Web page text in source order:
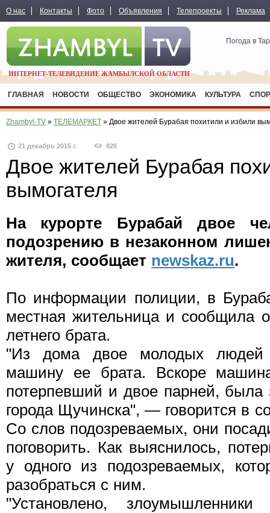
О нас Контакты Фото Объявления Телепроекты Реклама
ИНТЕРНЕТ-ТЕЛЕВИДЕНИЕ ЖАМБЫЛСКОЙ ОБЛАСТИ
Погода в
ГЛАВНАЯ НОВОСТИ ОБЩЕСТВО ЭКОНОМИКА КУЛЬТУРА
Zhambyl-TV » ТЕЛЕМАРКЕТ » Двое жителей Бурабая похитили и избили
21 декабрь 2015 г. 826
Двое жителей Бурабая
вымогателя
На курорте Бурабай двое
подозрению в незаконном
жителя, сообщает newskaz.ru.
По информации полиции, в
местная жительница и сообщила
летнего брата.
"Из дома двое молодых людей
машину ее брата. Вскоре
потерпевший и двое парней, была
города Щучинска", — говорится в
Со слов подозреваемых, они
поговорить. Как выяснилось,
у одного из подозреваемых,
разобраться с ним.
"Установлено, злоумышленники